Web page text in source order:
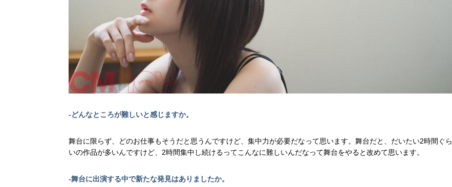
-どんなところが難しいと感じますか。
舞台に限らず、どのお仕事もそうだと思うんですけど、集中力が必要だなって思います。舞台だと、だいたい2時間ぐら
いの作品が多いんですけど、2時間集中し続けるってこんなに難しいんだなって舞台をやると改めて思います。
-舞台に出演する中で新たな発見はありましたか。